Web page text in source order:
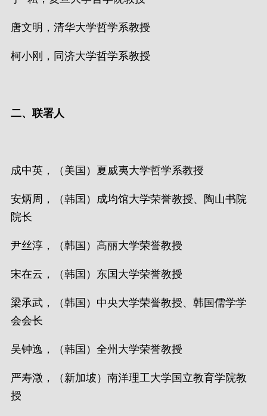
唐文明，清华大学哲学系教授
柯小刚，同济大学哲学系教授
二、联署人
成中英，（美国）夏威夷大学哲学系教授
安炳周，（韩国）成均馆大学荣誉教授、陶山书院
院长
尹丝淳，（韩国）高丽大学荣誉教授
宋在云，（韩国）东国大学荣誉教授
梁承武，（韩国）中央大学荣誉教授、韩国儒学学
会会长
吴钟逸，（韩国）全州大学荣誉教授
严寿澂，（新加坡）南洋理工大学国立教育学院教
授